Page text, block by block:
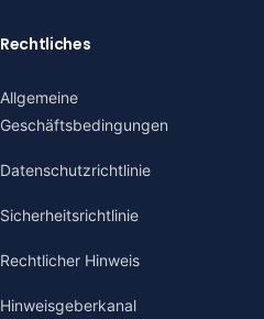
Rechtliches
Allgemeine
Geschäftsbedingungen
Datenschutzrichtlinie
Sicherheitsrichtlinie
Rechtlicher Hinweis
Hinweisgeberkanal